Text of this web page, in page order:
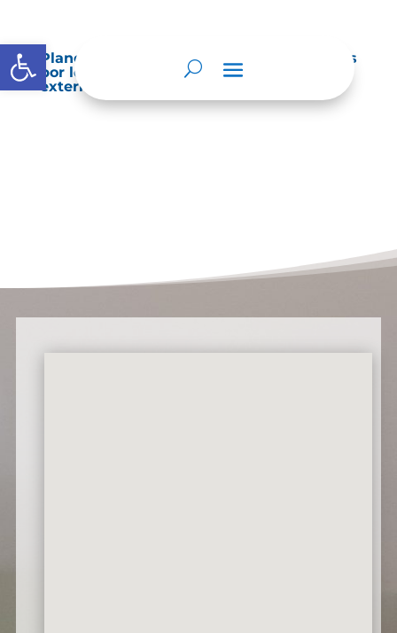
Abrir barra de herramientas
Planes de Mejoramiento vigentes exigidos
por los entes de control o auditoría
externos o internos.